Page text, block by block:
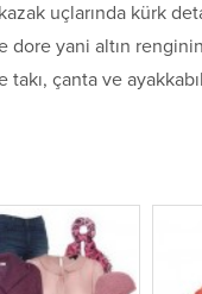
uçlarında kürk
yani altın
çanta ve